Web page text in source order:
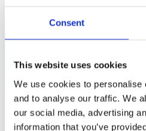
Consent
This website uses cookies
We use cookies to
and to analyse our traffic. We
our social media, advertising
information that you’ve